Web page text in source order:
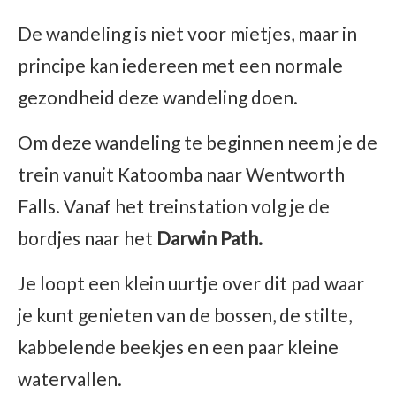
De wandeling is niet voor mietjes, maar in
principe kan iedereen met een normale
gezondheid deze wandeling doen.
Om deze wandeling te beginnen neem je de
trein vanuit Katoomba naar Wentworth
Falls. Vanaf het treinstation volg je de
bordjes naar het Darwin Path.
Je loopt een klein uurtje over dit pad waar
je kunt genieten van de bossen, de stilte,
kabbelende beekjes en een paar kleine
watervallen.